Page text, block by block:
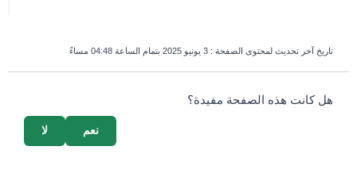
تاريخ آخر تحديث لمحتوى الصفحة : 3 يونيو 2025 بتمام الساعة 04:48 مساءً
survey_v2
هل كانت هذه الصفحة مفيدة؟
لا نعم